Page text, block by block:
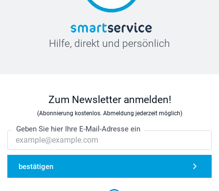
Hilfe, direkt und persönlich
Zum Newsletter anmelden!
(Abonnierung kostenlos. Abmeldung jederzeit möglich)
Geben Sie hier Ihre E-Mail-Adresse ein
bestätigen